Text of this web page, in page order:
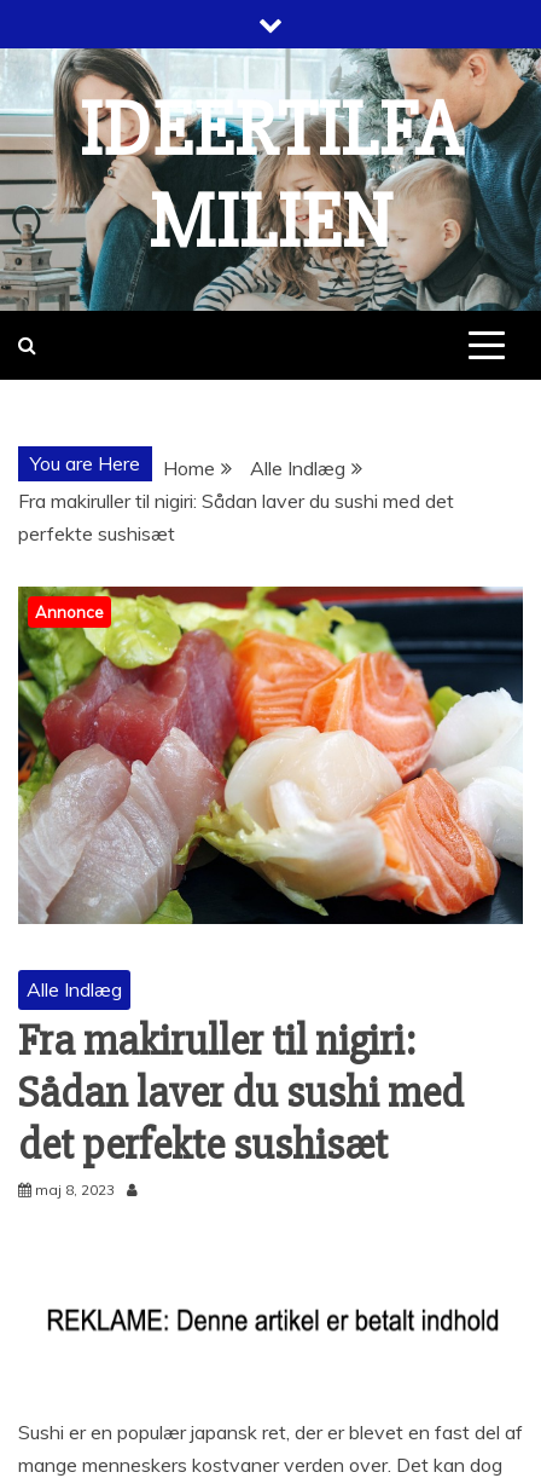
to
content
IDEERTILFA
MILIEN
You are Here Home
Alle Indlæg
Fra makiruller til nigiri: Sådan laver du sushi med det
perfekte sushisæt
Annonce
Alle Indlæg
Fra makiruller til nigiri:
Sådan laver du sushi med
det perfekte sushisæt
maj 8, 2023
Sushi er en populær japansk ret, der er blevet en fast del af
mange menneskers kostvaner verden over. Det kan dog